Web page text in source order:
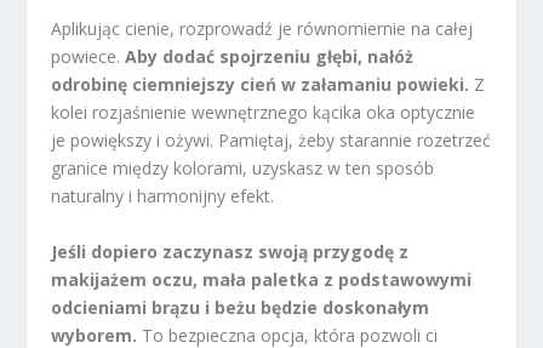
Aplikując cienie, rozprowadź je równomiernie na całej
powiece.Aby dodać spojrzeniu głębi, nałóż
odrobinę ciemniejszy cień w załamaniu powieki. Z
kolei rozjaśnienie wewnętrznego kącika oka optycznie
je powiększy i ożywi. Pamiętaj, żeby starannie rozetrzeć
granice między kolorami, uzyskasz w ten sposób
naturalny i harmonijny efekt.
Jeśli dopiero zaczynasz swoją przygodę z
makijażem oczu, mała paletka z podstawowymi
odcieniami brązu i beżu będzie doskonałym
wyborem. To bezpieczna opcja, która pozwoli ci